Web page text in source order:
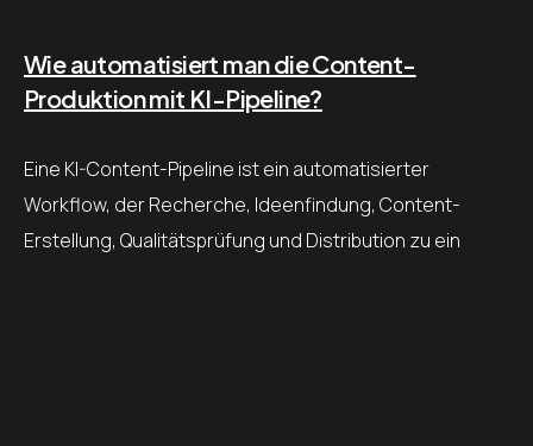
Wie automatisiert man die Content-
Produktion mit KI-Pipeline?
Eine KI-Content-Pipeline ist ein automatisierter
Workflow, der Recherche, Ideenfindung, Content-
Erstellung, Qualitätsprüfung und Distribution zu ein